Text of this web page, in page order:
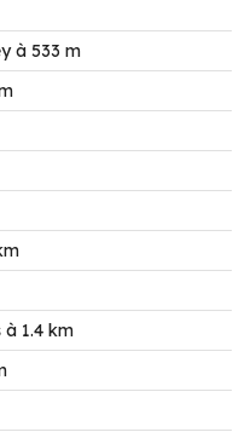
à 533 m
à 1.4 km